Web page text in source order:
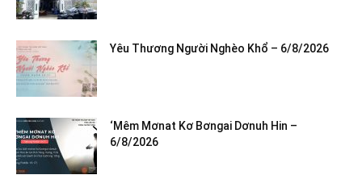
Yêu Thương Người Nghèo Khổ – 6/8/2026
‘Mêm Mơnat Kơ Bơngai Dơnuh Hin –
6/8/2026